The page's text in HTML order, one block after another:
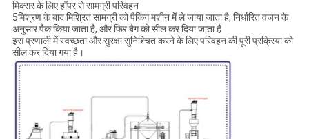
मिक्सर के लिए हॉपर से सामग्री परिवहन
5मिश्रण के बाद मिश्रित सामग्री को पैकिंग मशीन में ले जाया जाता है, निर्धारित वजन के
अनुसार पैक किया जाता है, और फिर बैग को सील कर दिया जाता है
इस प्रणाली में स्वच्छता और सुरक्षा सुनिश्चित करने के लिए परिवहन की पूरी प्रक्रिया को
सील कर दिया गया है।